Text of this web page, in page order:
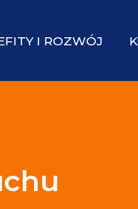
I ROZWÓJ